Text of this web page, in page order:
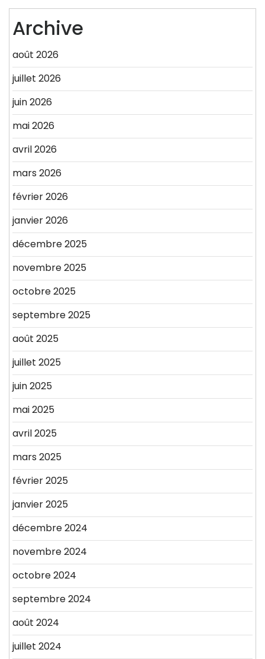
Archive
août 2026
juillet 2026
juin 2026
mai 2026
avril 2026
mars 2026
février 2026
janvier 2026
décembre 2025
novembre 2025
octobre 2025
septembre 2025
août 2025
juillet 2025
juin 2025
mai 2025
avril 2025
mars 2025
février 2025
janvier 2025
décembre 2024
novembre 2024
octobre 2024
septembre 2024
août 2024
juillet 2024